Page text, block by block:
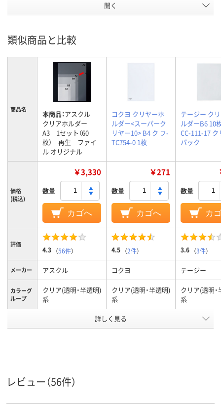
開く
類似商品と比較
商品名 本商品：アスクル
クリアホルダー
A3 1セット（60
枚） 再生 ファイ
ル オリジナル
コクヨ クリヤーホ
ルダー<スーパーク
リヤー10> B4 ク フ-
TC754-0 1枚
テージー ク
ルダーB6 10
CC-111-17 ク
パック
価格
(税込)
￥3,330
数量
カゴへ
￥271
数量
カゴへ
数量
カ
評価
4.3 （56件） 4.5 （2件） 3.6 （3件）
メーカー アスクル コクヨ テージー
カラーグ
ループ
クリア(透明・半透明)
系
クリア(透明・半透明)
系
クリア(透明
系
0.2mm
アスクル
商品環境
35
詳しく見る
レビュー（56件）